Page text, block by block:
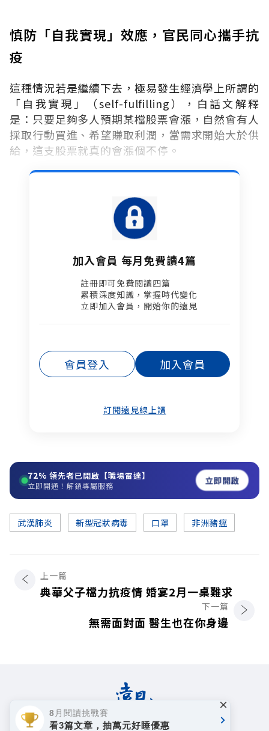
慎防「自我實現」效應，官民同心攜手抗
疫
這種情況若是繼續下去，極易發生經濟學上所謂的
「自我實現」（self-fulfilling），白話文解釋
是：只要足夠多人預期某檔股票會漲，自然會有人
採取行動買進、希望賺取利潤，當需求開始大於供
給，這支股票就真的會漲個不停。
加入會員 每月免費讀4篇
註冊即可免費閱讀四篇​
累積深度知識，掌握時代變化​
立即加入會員，開始你的遠見
會員登入 加入會員
訂閱遠見線上讀
72% 領先者已開啟【職場雷達】
立即開通！解鎖專屬服務 立即開啟
武漢肺炎 新型冠狀病毒 口罩 非洲豬瘟
上一篇
典華父子檔力抗疫情 婚宴2月一桌難求
下一篇
無需面對面 醫生也在你身邊
8月閱讀挑戰賽
看3篇文章，抽萬元好睡優惠
×